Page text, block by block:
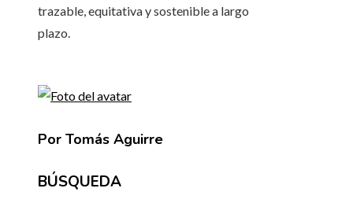
trazable, equitativa y sostenible a largo
plazo.
Por Tomás Aguirre
BÚSQUEDA